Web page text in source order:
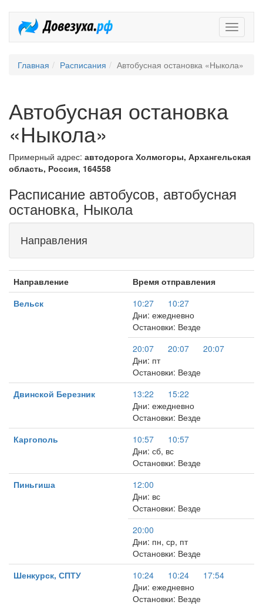
Главная Расписания Автобусная остановка «Ныкола»
Автобусная остановка
«Ныкола»
Примерный адрес: автодорога Холмогоры, Архангельская
область, Россия, 164558
Расписание автобусов, автобусная
остановка, Ныкола
Направления
Направление
Время отправления
Вельск
10:27
10:27
Дни: ежедневно
Остановки: Везде
20:07
20:07
20:07
Дни: пт
Остановки: Везде
Двинской Березник
13:22
15:22
Дни: ежедневно
Остановки: Везде
Каргополь
10:57
10:57
Дни: сб, вс
Остановки: Везде
Пиньгиша
12:00
Дни: вс
Остановки: Везде
20:00
Дни: пн, ср, пт
Остановки: Везде
Шенкурск, СПТУ
10:24 10:24
17:54
Дни: ежедневно
Остановки: Везде